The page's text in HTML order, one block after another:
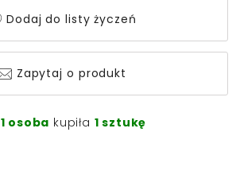
Dodaj do listy życzeń
Zapytaj o produkt
1 osoba kupiła 1 sztukę